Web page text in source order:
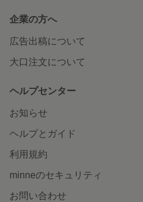
企業の方へ
広告出稿について
大口注文について
ヘルプセンター
お知らせ
ヘルプとガイド
利用規約
minneのセキュリティ
お問い合わせ